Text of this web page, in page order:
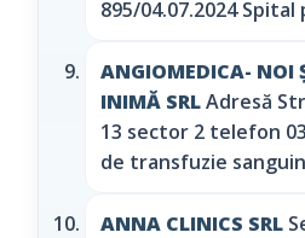
895/04.07.2024
ANGIOMEDICA- NOI
INIMĂ SRLAdresă
13 sector 2 telefon
de transfuzie
ANNA CLINICS SRL